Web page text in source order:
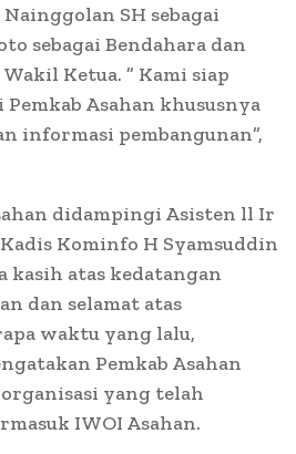
SH sebagai
sebagai Bendahara dan
Ketua. ” Kami siap
Asahan khususnya
informasi pembangunan”,
didampingi Asisten ll Ir
Kominfo H Syamsuddin
kasih atas kedatangan
dan selamat atas
waktu yang lalu,
Pemkab Asahan
yang telah
IWOI Asahan.